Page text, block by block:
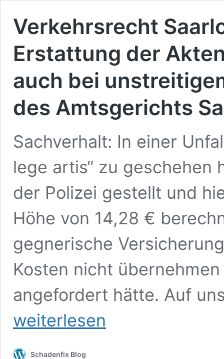
Verkehrsrecht
Erstattung der
auch bei
des Amtsgerichts
Sachverhalt: In einer
lege artis“ zu geschehen
der Polizei gestellt und
Höhe von 14,28 €
gegnerische
Kosten nicht
angefordert hätte. Auf
weiterlesen
Schadenfix Blog